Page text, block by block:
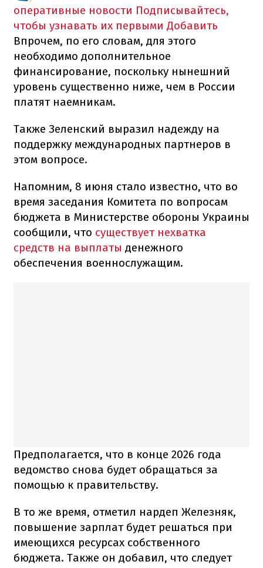
оперативные новости Подписывайтесь,
чтобы узнавать их первыми Добавить
Впрочем, по его словам, для этого
необходимо дополнительное
финансирование, поскольку нынешний
уровень существенно ниже, чем в России
платят наемникам.
Также Зеленский выразил надежду на
поддержку международных партнеров в
этом вопросе.
Напомним, 8 июня стало известно, что во
время заседания Комитета по вопросам
бюджета в Министерстве обороны Украины
сообщили, что существует нехватка
средств на выплаты денежного
обеспечения военнослужащим.
Предполагается, что в конце 2026 года
ведомство снова будет обращаться за
помощью к правительству.
В то же время, отметил нардеп Железняк,
повышение зарплат будет решаться при
имеющихся ресурсах собственного
бюджета. Также он добавил, что следует